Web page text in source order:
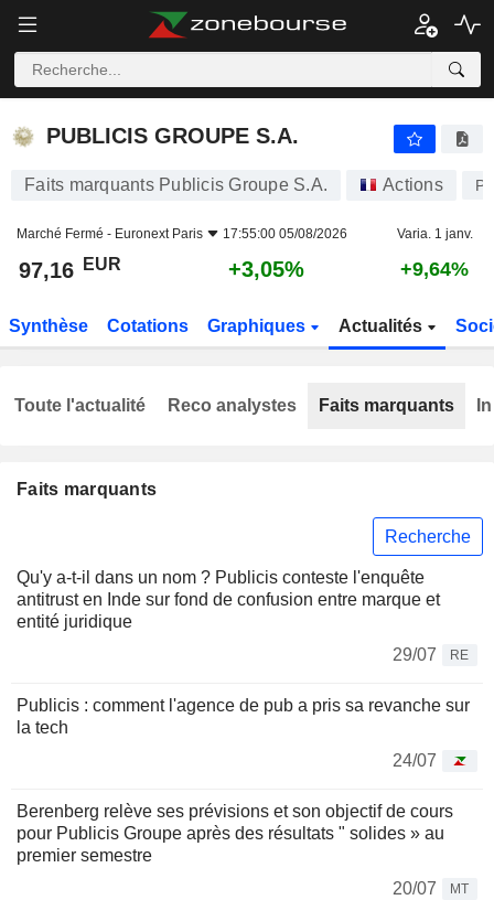
PUBLICIS GROUPE S.A.
PUBLICIS GROUPE S.A.
Faits marquants Publicis Groupe S.A. Actions
Marché Fermé - Euronext Paris 17:55:00 05/08/2026 Varia. 1 janv.
97,16 EUR +3,05% +9,64%
Synthèse Cotations Graphiques Actualités
Faits marquants
Recherche
Qu'y a-t-il dans un nom ? Publicis conteste l'enquête
antitrust en Inde sur fond de confusion entre marque et
entité juridique
29/07
RE
Publicis : comment l'agence de pub a pris sa revanche sur
la tech
24/07
Berenberg relève ses prévisions et son objectif de cours
pour Publicis Groupe après des résultats " solides » au
premier semestre
20/07
MT
Toute l'actualité Reco analystes Faits marquants